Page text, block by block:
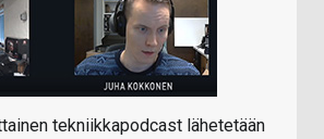
tekniikkapodcast lähetetään